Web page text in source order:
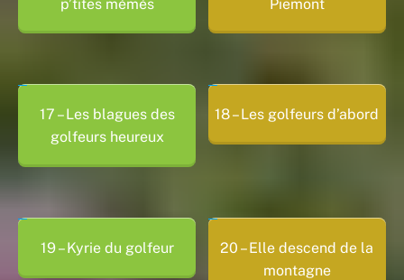
p’tites mémés
Piemont
17 – Les blagues des
golfeurs heureux
18 – Les golfeurs d’abord
19 – Kyrie du golfeur
20 – Elle descend de la
montagne